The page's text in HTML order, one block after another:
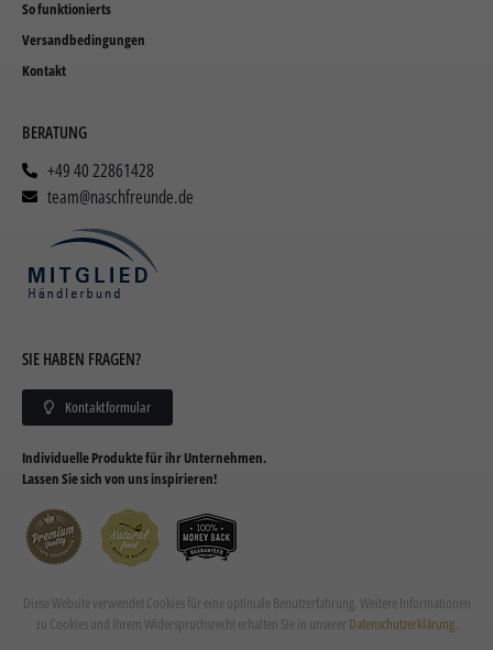
So funktionierts
Versandbedingungen
Kontakt
BERATUNG
+49 40 22861428
team@naschfreunde.de
SIE HABEN FRAGEN?
Kontaktformular
Individuelle Produkte für ihr Unternehmen.
Lassen Sie sich von uns inspirieren!
Diese Website verwendet Cookies für eine optimale Benutzerfahrung. Weitere Informationen
zu Cookies und Ihrem Widerspruchsrecht erhalten Sie in unserer Datenschutzerklärung.